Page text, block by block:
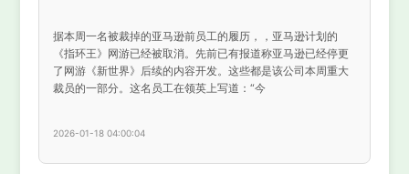
据本周一名被裁掉的亚马逊前员工的履历，，亚马逊计划的
《指环王》网游已经被取消。先前已有报道称亚马逊已经停更
了网游《新世界》后续的内容开发。这些都是该公司本周重大
裁员的一部分。这名员工在领英上写道：“今
2026-01-18 04:00:04